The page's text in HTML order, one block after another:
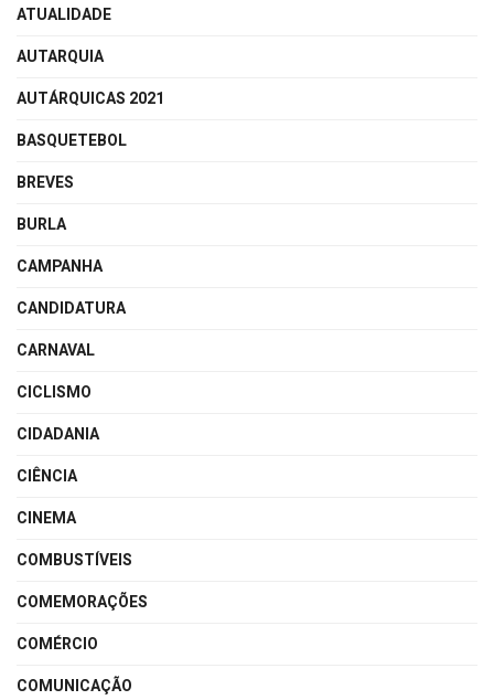
ATUALIDADE
AUTARQUIA
AUTÁRQUICAS 2021
BASQUETEBOL
BREVES
BURLA
CAMPANHA
CANDIDATURA
CARNAVAL
CICLISMO
CIDADANIA
CIÊNCIA
CINEMA
COMBUSTÍVEIS
COMEMORAÇÕES
COMÉRCIO
COMUNICAÇÃO